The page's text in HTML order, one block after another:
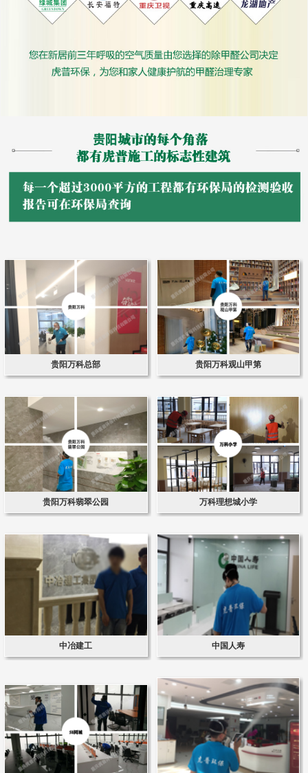
贵阳万科总部 贵阳万科观山甲第
贵阳万科翡翠公园 万科理想城小学
中冶建工 中国人寿